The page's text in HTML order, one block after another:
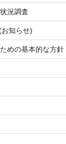
況調査
知らせ)
めの基本的な方針